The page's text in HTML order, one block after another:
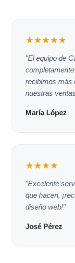
★★★★★
"El equipo de
recibimos más
nuestras
María López
★★★★
"Excelente
que hacen,
diseño web!"
José Pérez